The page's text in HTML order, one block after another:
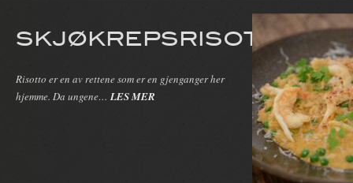
SKJØKREPSRISOTTO
Risotto er en av rettene som er en gjenganger her
hjemme. Da ungene…LES MER